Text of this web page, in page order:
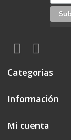
Categorías
Información
Mi cuenta